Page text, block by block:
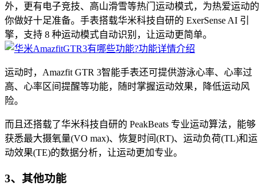
外，更有电子竞技、高山滑雪等热门运动模式，为热爱运动的
你做好十足准备。手表搭载华米科技自研的 ExerSense AI 引
擎，支持 8 种运动模式自动识别，让运动更简单。
运动时，Amazfit GTR 3智能手表还可提供游泳心率、心率过
高、心率区间提醒等功能，随时掌握运动效果，降低运动风
险。
而且还搭载了华米科技自研的 PeakBeats 专业运动算法，能够
获悉最大摄氧量(VO max)、恢复时间(RT)、运动负荷(TL)和运
动效果(TE)的数据分析，让运动更加专业。
3、其他功能